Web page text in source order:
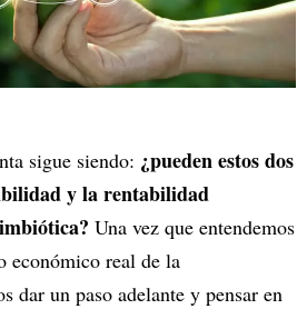
sigue siendo: ¿pueden estos dos
y la rentabilidad
Una vez que entendemos
económico real de la
dar un paso adelante y pensar en